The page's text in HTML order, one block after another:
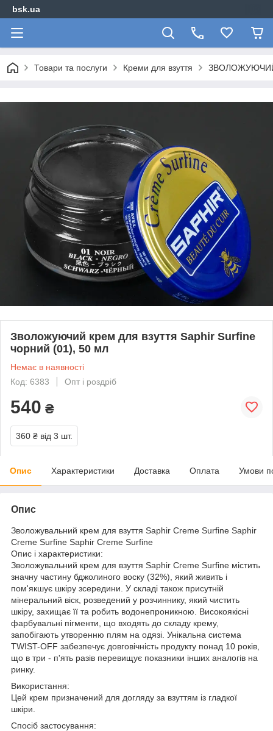
bsk.ua
Товари та послуги Креми для взуття ЗВОЛОЖУЮЧИЙ
Зволожуючий крем для взуття Saphir Surfine
чорний (01), 50 мл
Немає в наявності
Код: 6383
Опт і роздріб
540 ₴
360 ₴ від 3 шт.
Опис Характеристики Доставка Оплата Умови
Опис
Зволожувальний крем для взуття Saphir Creme Surfine Saphir
Creme Surfine Saphir Creme Surfine
Опис і характеристики:
Зволожувальний крем для взуття Saphir Creme Surfine містить
значну частину бджолиного воску (32%), який живить і
пом'якшує шкіру зсередини. У складі також присутній
мінеральний віск, розведений у розчиннику, який чистить
шкіру, захищає її та робить водонепроникною. Високоякісні
фарбувальні пігменти, що входять до складу крему,
запобігають утворенню плям на одязі. Унікальна система
TWIST-OFF забезпечує довговічність продукту понад 10 років,
що в три - п'ять разів перевищує показники інших аналогів на
ринку.
Використання:
Цей крем призначений для догляду за взуттям із гладкої
шкіри.
Спосіб застосування: